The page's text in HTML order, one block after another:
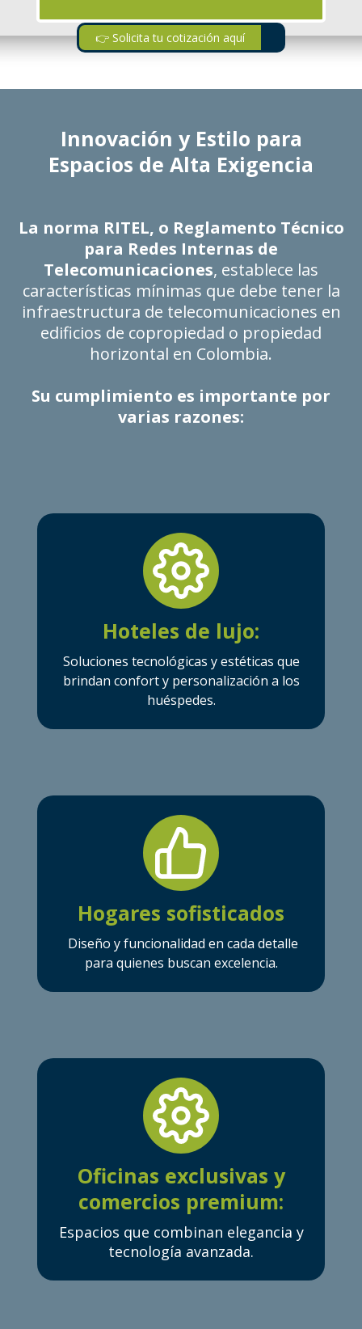
👉 Solicita tu cotización aquí
Innovación y Estilo para
Espacios de Alta Exigencia
La norma RITEL, o Reglamento Técnico
para Redes Internas de
Telecomunicaciones, establece las
características mínimas que debe tener la
infraestructura de telecomunicaciones en
edificios de copropiedad o propiedad
horizontal en Colombia.
Su cumplimiento es importante por
varias razones:
Hoteles de lujo:
Soluciones tecnológicas y estéticas que
brindan confort y personalización a los
huéspedes.
Hogares sofisticados
Diseño y funcionalidad en cada detalle
para quienes buscan excelencia.
Oficinas exclusivas y
comercios premium:
Espacios que combinan elegancia y
tecnología avanzada.